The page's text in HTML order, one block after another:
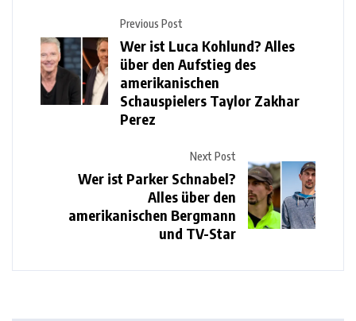
Previous Post
Wer ist Luca Kohlund? Alles
über den Aufstieg des
amerikanischen
Schauspielers Taylor Zakhar
Perez
Next Post
Wer ist Parker Schnabel?
Alles über den
amerikanischen Bergmann
und TV-Star